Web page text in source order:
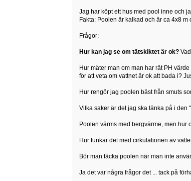
Jag har köpt ett hus med pool inne och
Fakta: Poolen är kalkad och är ca 4x8
Frågor:
Hur kan jag se om tätskiktet är ok?Vad
Hur mäter man om man har rät PH
för att veta om vattnet är ok att bada i?
Hur rengör jag poolen bäst från smuts
Vilka saker är det jag ska tänka på i
Poolen värms med bergvärme, men hur
Hur funkar det med cirkulationen av
Bör man täcka poolen när man inte
Ja det var några frågor det ... tack på